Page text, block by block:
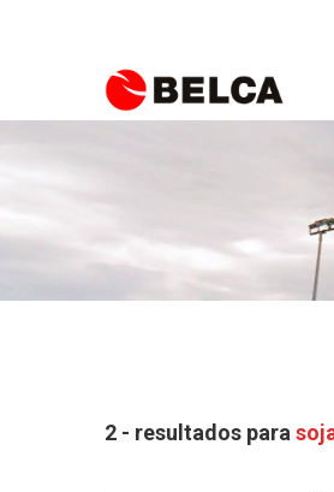
2 - resultados para